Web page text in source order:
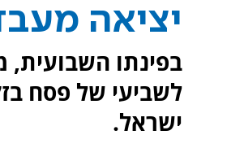
יציאה
בפינתו השבועית,
לשביעי של פסח
ישראל.